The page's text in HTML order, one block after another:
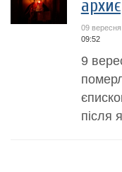
09
09:52
9
після